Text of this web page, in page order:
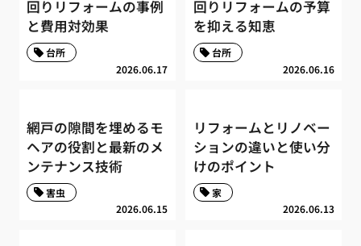
回りリフォームの事例
と費用対効果
2026.06.17
台所
回りリフォームの予算
を抑える知恵
2026.06.16
台所
網戸の隙間を埋めるモ
ヘアの役割と最新のメ
ンテナンス技術
2026.06.15
害虫
リフォームとリノベー
ションの違いと使い分
けのポイント
2026.06.13
家